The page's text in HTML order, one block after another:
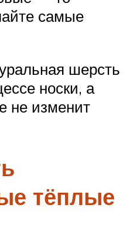
самые
шерсть
носки, а
не изменит
тёплые